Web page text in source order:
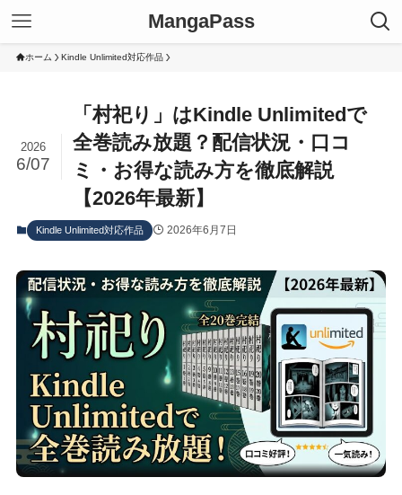
MangaPass
ホーム Kindle Unlimited対応作品
「村祀り」はKindle Unlimitedで
全巻読み放題？配信状況・口コ
ミ・お得な読み方を徹底解説
【2026年最新】
2026
6/07
Kindle Unlimited対応作品 2026年6月7日